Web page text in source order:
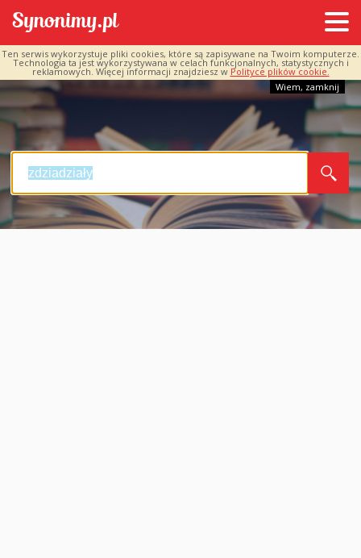
Ten serwis wykorzystuje pliki cookies, które są zapisywane na Twoim komputerze.
Technologia ta jest wykorzystywana w celach funkcjonalnych, statystycznych i
reklamowych. Więcej informacji znajdziesz w Polityce plików cookie.
Wiem, zamknij